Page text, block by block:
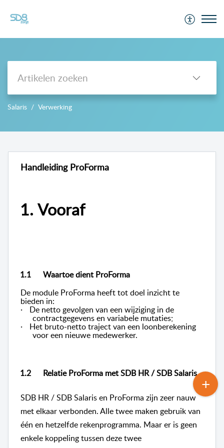
Salaris Verwerking
Handleiding ProForma
1. Vooraf
1.1
Waartoe dient ProForma
De module ProForma heeft tot doel inzicht te
bieden in:
· De netto gevolgen van een wijziging in de
contractgegevens en variabele mutaties;
· Het bruto-netto traject van een loonberekening
voor een nieuwe medewerker.
1.2 Relatie ProForma met SDB HR / SDB Salaris
SDB HR / SDB Salaris en ProForma zijn zeer nauw
met elkaar verbonden. Alle twee maken gebruik van
één en hetzelfde rekenprogramma. Maar er is geen
enkele koppeling tussen deze twee